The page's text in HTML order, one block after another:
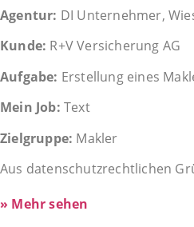
Agentur: DI Unternehmer,
Kunde: R+V Versicherung AG
Aufgabe: Erstellung eines
Mein Job: Text
Zielgruppe: Makler
Aus datenschutzrechtlichen
» Mehr sehen